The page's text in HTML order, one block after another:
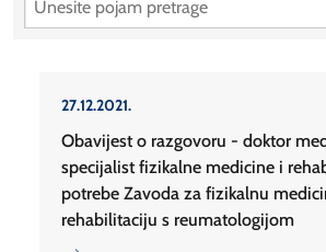
27.12.2021.
Obavijest o razgovoru - doktor
specijalist fizikalne medicine i
potrebe Zavoda za fizikalnu
rehabilitaciju s reumatologijom